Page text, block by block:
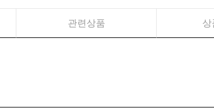
관련상품